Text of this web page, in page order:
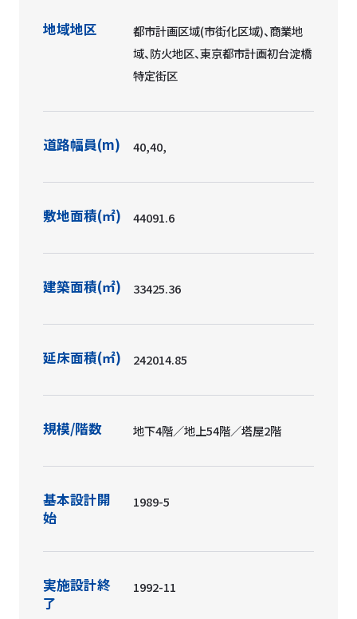
地域地区
都市計画区域(市街化区域)、商業地
域、防火地区、東京都市計画初台淀橋
特定街区
道路幅員(m) 40,40,
敷地面積(㎡) 44091.6
建築面積(㎡) 33425.36
延床面積(㎡) 242014.85
規模/階数 地下4階／地上54階／塔屋2階
基本設計開
始
1989-5
実施設計終
了
1992-11